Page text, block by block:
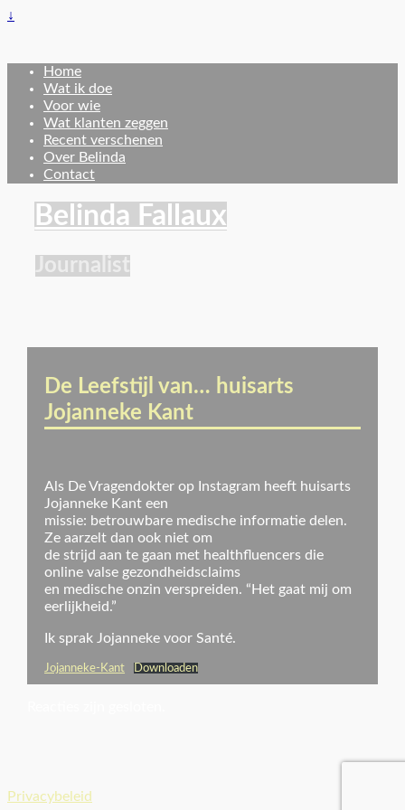
↓
Home
Wat ik doe
Voor wie
Wat klanten zeggen
Recent verschenen
Over Belinda
Contact
Belinda Fallaux
Journalist
De Leefstijl van… huisarts
Jojanneke Kant
Als De Vragendokter op Instagram heeft huisarts
Jojanneke Kant een
missie: betrouwbare medische informatie delen.
Ze aarzelt dan ook niet om
de strijd aan te gaan met healthfluencers die
online valse gezondheidsclaims
en medische onzin verspreiden. “Het gaat mij om
eerlijkheid.”
Ik sprak Jojanneke voor Santé.
Jojanneke-Kant Downloaden
Privacybeleid